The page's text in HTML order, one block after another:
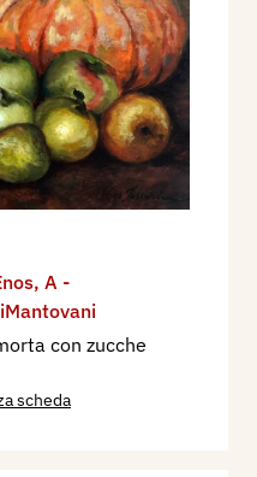
, A -
con zucche
scheda